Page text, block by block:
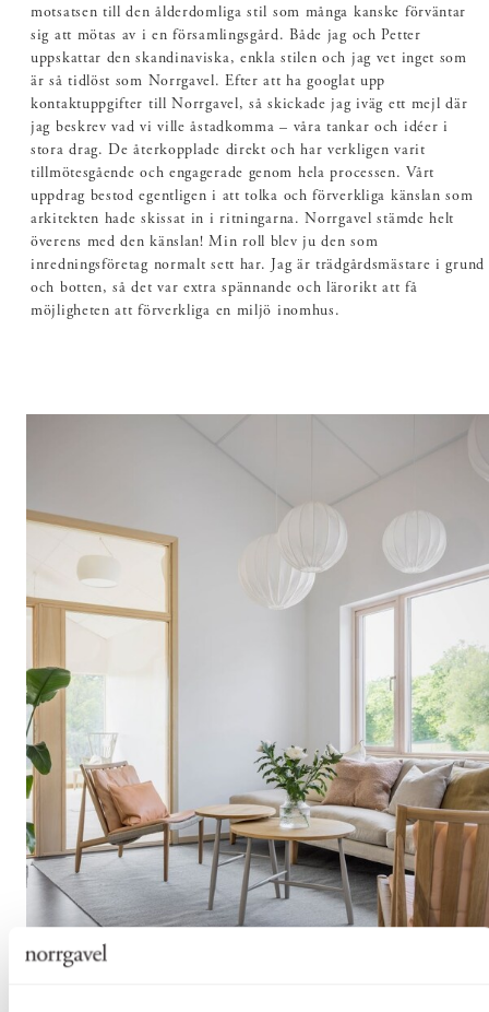
motsatsen till den ålderdomliga stil som många kanske förväntar
sig att mötas av i en församlingsgård. Både jag och Petter
uppskattar den skandinaviska, enkla stilen och jag vet inget som
är så tidlöst som Norrgavel. Efter att ha googlat upp
kontaktuppgifter till Norrgavel, så skickade jag iväg ett mejl där
jag beskrev vad vi ville åstadkomma – våra tankar och idéer i
stora drag. De återkopplade direkt och har verkligen varit
tillmötesgående och engagerade genom hela processen. Vårt
uppdrag bestod egentligen i att tolka och förverkliga känslan som
arkitekten hade skissat in i ritningarna. Norrgavel stämde helt
överens med den känslan! Min roll blev ju den som
inredningsföretag normalt sett har. Jag är trädgårdsmästare i grund
och botten, så det var extra spännande och lärorikt att få
möjligheten att förverkliga en miljö inomhus.